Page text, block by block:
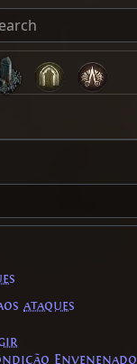
ataques
Envenenado